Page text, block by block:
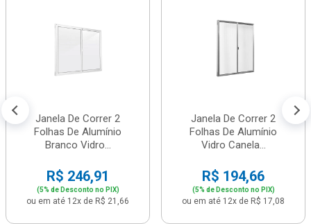
Janela De Correr 2
Folhas De Alumínio
Branco Vidro...
R$ 246,91
(5% de Desconto no PIX)
ou em até 12x de R$ 21,66
Janela De Correr 2
Folhas De Alumínio
Vidro Canela...
R$ 194,66
(5% de Desconto no PIX)
ou em até 12x de R$ 17,08